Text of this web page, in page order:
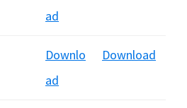
ad
Downlo
ad
Download